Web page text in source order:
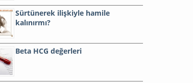
Sürtünerek ilişkiyle hamile
kalınırmı?
Beta HCG değerleri